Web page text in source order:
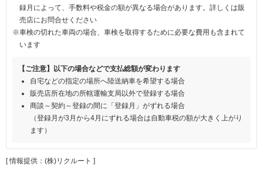
録月によって、手数料や税金の額が異なる場合があります。詳しくは販
売店にお問合せください
※車検の切れた車両の場合、車検を取得するために必要な費用も含まれて
います
【ご注意】以下の場合などで支払総額が変わります
自宅などの指定の場所へ陸送納車を希望する場合
販売店所在地の所轄運輸支局以外で登録する場合
商談～契約～登録の間に「登録月」がずれる場合
（登録月が3月から4月にずれる場合は自動車税の額が大きく上がり
ます）
[ 情報提供：(株)リクルート ]